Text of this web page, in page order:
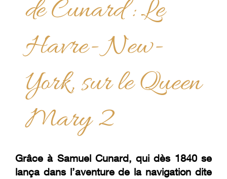
de Cunard : Le
Havre- New-
York, sur le Queen
Mary 2
Grâce à Samuel Cunard, qui dès 1840 se
lança dans l’aventure de la navigation dite